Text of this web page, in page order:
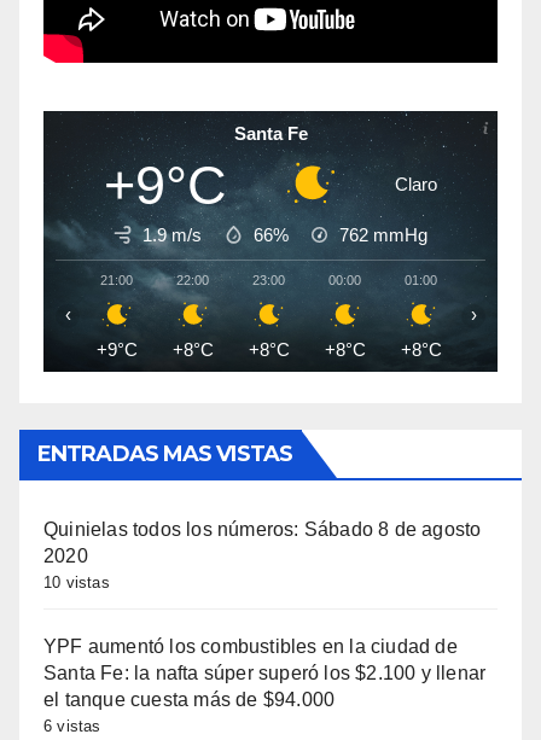
Santa Fe
+9°C Claro
1.9 m/s 66% 762 mmHg
21:00
+9°C
22:00
+8°C
23:00
+8°C
00:00
+8°C
01:00
+8°C +7°C
‹ ›
ENTRADAS MAS VISTAS
Quinielas todos los números: Sábado 8 de agosto
2020
10 vistas
YPF aumentó los combustibles en la ciudad de
Santa Fe: la nafta súper superó los $2.100 y llenar
el tanque cuesta más de $94.000
6 vistas